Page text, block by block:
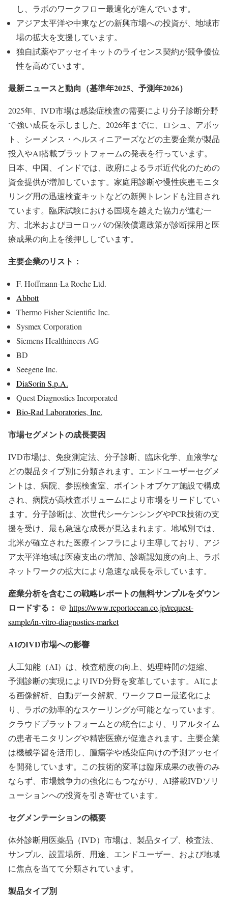
し、ラボのワークフロー最適化が進んでいます。
アジア太平洋や中東などの新興市場への投資が、地域市
場の拡大を支援しています。
独自試薬やアッセイキットのライセンス契約が競争優位
性を高めています。
最新ニュースと動向（基準年2025、予測年2026）
2025年、IVD市場は感染症検査の需要により分子診断分野
で強い成長を示しました。2026年までに、ロシュ、アボッ
ト、シーメンス・ヘルスィニアーズなどの主要企業が製品
投入やAI搭載プラットフォームの発表を行っています。
日本、中国、インドでは、政府によるラボ近代化のための
資金提供が増加しています。家庭用診断や慢性疾患モニタ
リング用の迅速検査キットなどの新興トレンドも注目され
ています。臨床試験における国境を越えた協力が進む一
方、北米およびヨーロッパの保険償還政策が診断採用と医
療成果の向上を後押ししています。
主要企業のリスト：
F. Hoffmann-La Roche Ltd.
Abbott
Thermo Fisher Scientific Inc.
Sysmex Corporation
Siemens Healthineers AG
BD
Seegene Inc.
DiaSorin S.p.A.
Quest Diagnostics Incorporated
Bio-Rad Laboratories, Inc.
市場セグメントの成長要因
IVD市場は、免疫測定法、分子診断、臨床化学、血液学な
どの製品タイプ別に分類されます。エンドユーザーセグメ
ントは、病院、参照検査室、ポイントオブケア施設で構成
され、病院が高検査ボリュームにより市場をリードしてい
ます。分子診断は、次世代シーケンシングやPCR技術の支
援を受け、最も急速な成長が見込まれます。地域別では、
北米が確立された医療インフラにより主導しており、アジ
ア太平洋地域は医療支出の増加、診断認知度の向上、ラボ
ネットワークの拡大により急速な成長を示しています。
産業分析を含むこの戦略レポートの無料サンプルをダウン
ロードする： @ https://www.reportocean.co.jp/request-
sample/in-vitro-diagnostics-market
AIのIVD市場への影響
人工知能（AI）は、検査精度の向上、処理時間の短縮、
予測診断の実現によりIVD分野を変革しています。AIによ
る画像解析、自動データ解釈、ワークフロー最適化によ
り、ラボの効率的なスケーリングが可能となっています。
クラウドプラットフォームとの統合により、リアルタイム
の患者モニタリングや精密医療が促進されます。主要企業
は機械学習を活用し、腫瘍学や感染症向けの予測アッセイ
を開発しています。この技術的変革は臨床成果の改善のみ
ならず、市場競争力の強化にもつながり、AI搭載IVDソリ
ューションへの投資を引き寄せています。
セグメンテーションの概要
体外診断用医薬品（IVD）市場は、製品タイプ、検査法、
サンプル、設置場所、用途、エンドユーザー、および地域
に焦点を当てて分類されています。
製品タイプ別